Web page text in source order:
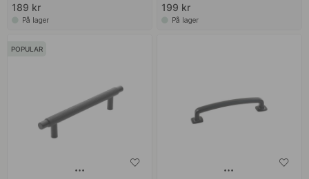
189 kr
På lager
199 kr
På lager
POPULAR